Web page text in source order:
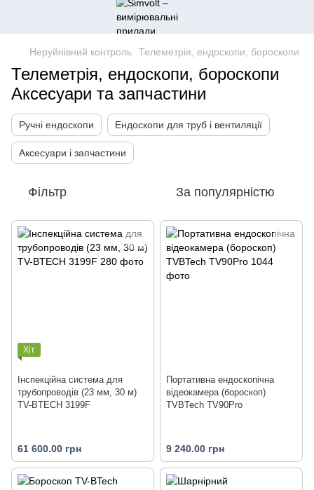
Неруйнівний контроль Телеметрія, ендоскопи, бороскопи
Телеметрія, ендоскопи, бороскопи
Аксесуари та запчастини
Ручні ендоскопи Ендоскопи для труб і вентиляції
Аксесуари і запчастини
Фільтр За популярністю
Хіт
Інспекційна система для
трубопроводів (23 мм, 30 м)
TV-BTECH 3199F
61 600.00 грн
Портативна ендоскопічна
відеокамера (бороскоп)
TVBTech TV90Pro
9 240.00 грн